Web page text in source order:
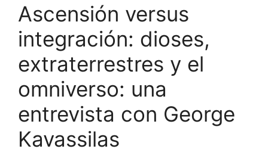
Ascensión versus
integración: dioses,
extraterrestres y el
omniverso: una
entrevista con George
Kavassilas